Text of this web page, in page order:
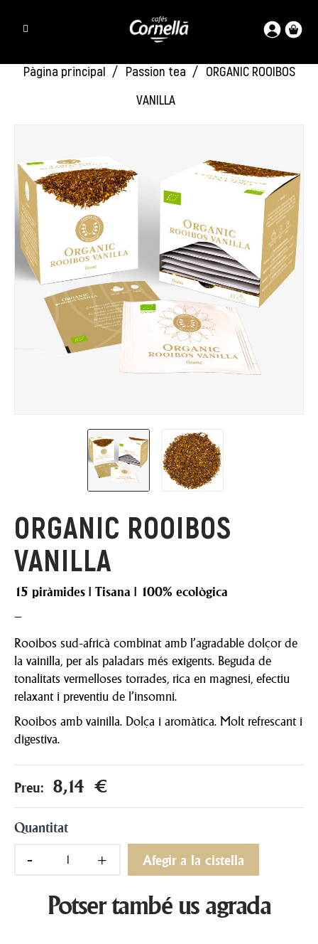
Pàgina principal Passion tea
ORGANIC ROOIBOS
VANILLA
ORGANIC ROOIBOS
VANILLA
15 piràmides | Tisana | 100% ecològica
–
Rooibos sud-africà combinat amb l’agradable dolçor de
la vainilla, per als paladars més exigents. Beguda de
tonalitats vermelloses torrades, rica en magnesi, efectiu
relaxant i preventiu de l’insomni.
Rooibos amb vainilla. Dolça i aromàtica. Molt refrescant i
digestiva.
Preu: 8,14 €
Quantitat
Afegir a la cistella
Potser també us agrada